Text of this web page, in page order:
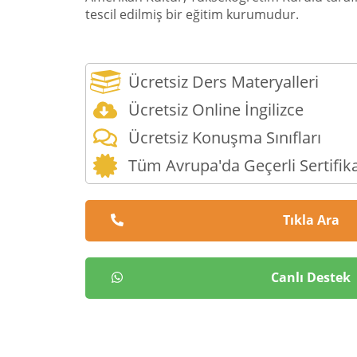
tescil edilmiş bir eğitim kurumudur.
Ücretsiz Ders Materyalleri
Ücretsiz Online İngilizce
Ücretsiz Konuşma Sınıfları
Tüm Avrupa'da Geçerli
Tıkla Ara
Canlı Destek